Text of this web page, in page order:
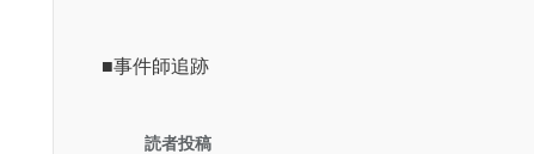
■事件師追跡
読者投稿